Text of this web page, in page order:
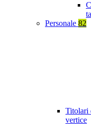
Personale 82
Titolari
vertice